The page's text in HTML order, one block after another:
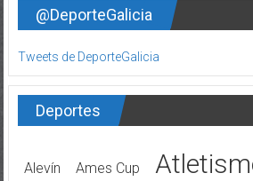
@DeporteGalicia
Tweets de DeporteGalicia
Deportes
Alevín Ames Cup